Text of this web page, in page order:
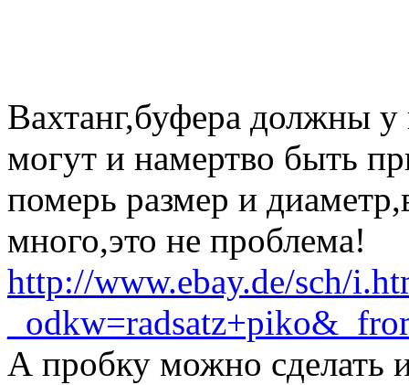
Вахтанг,буфера должны у
могут и намертво быть
померь размер и
много,это не проблема!
http://www.ebay.de/sch/
А пробку можно сделать